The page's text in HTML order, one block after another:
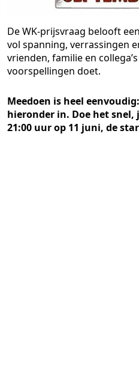
De WK-prijsvraag belooft
vol spanning, verrassingen
vrienden, familie en
voorspellingen doet.
Meedoen is heel
hieronder in. Doe het
21:00 uur op 11 juni, de